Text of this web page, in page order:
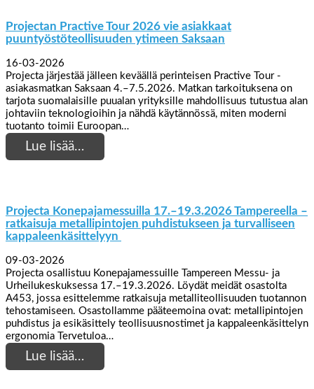
Projectan Practive Tour 2026 vie asiakkaat
puuntyöstöteollisuuden ytimeen Saksaan
16-03-2026
Projecta järjestää jälleen keväällä perinteisen Practive Tour -
asiakasmatkan Saksaan 4.–7.5.2026. Matkan tarkoituksena on
tarjota suomalaisille puualan yrityksille mahdollisuus tutustua alan
johtaviin teknologioihin ja nähdä käytännössä, miten moderni
tuotanto toimii Euroopan…
Lue lisää…
Projecta Konepajamessuilla 17.–19.3.2026 Tampereella –
ratkaisuja metallipintojen puhdistukseen ja turvalliseen
kappaleenkäsittelyyn
09-03-2026
Projecta osallistuu Konepajamessuille Tampereen Messu- ja
Urheilukeskuksessa 17.–19.3.2026. Löydät meidät osastolta
A453, jossa esittelemme ratkaisuja metalliteollisuuden tuotannon
tehostamiseen. Osastollamme pääteemoina ovat: metallipintojen
puhdistus ja esikäsittely teollisuusnostimet ja kappaleenkäsittelyn
ergonomia Tervetuloa…
Lue lisää…